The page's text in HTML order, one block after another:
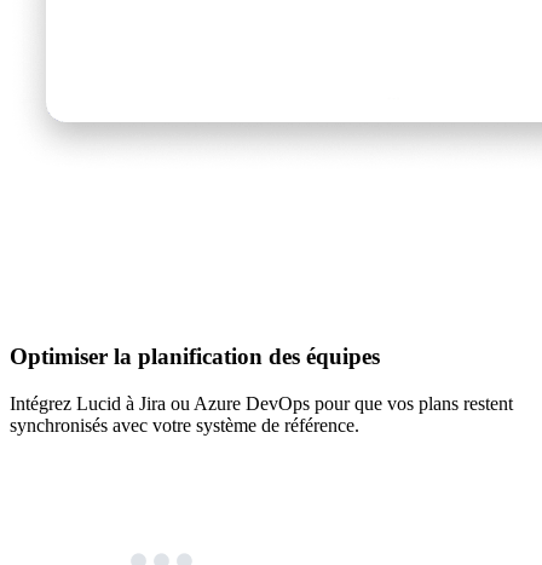
Optimiser la planification des équipes
Intégrez Lucid à Jira ou Azure DevOps pour que vos plans restent
synchronisés avec votre système de référence.